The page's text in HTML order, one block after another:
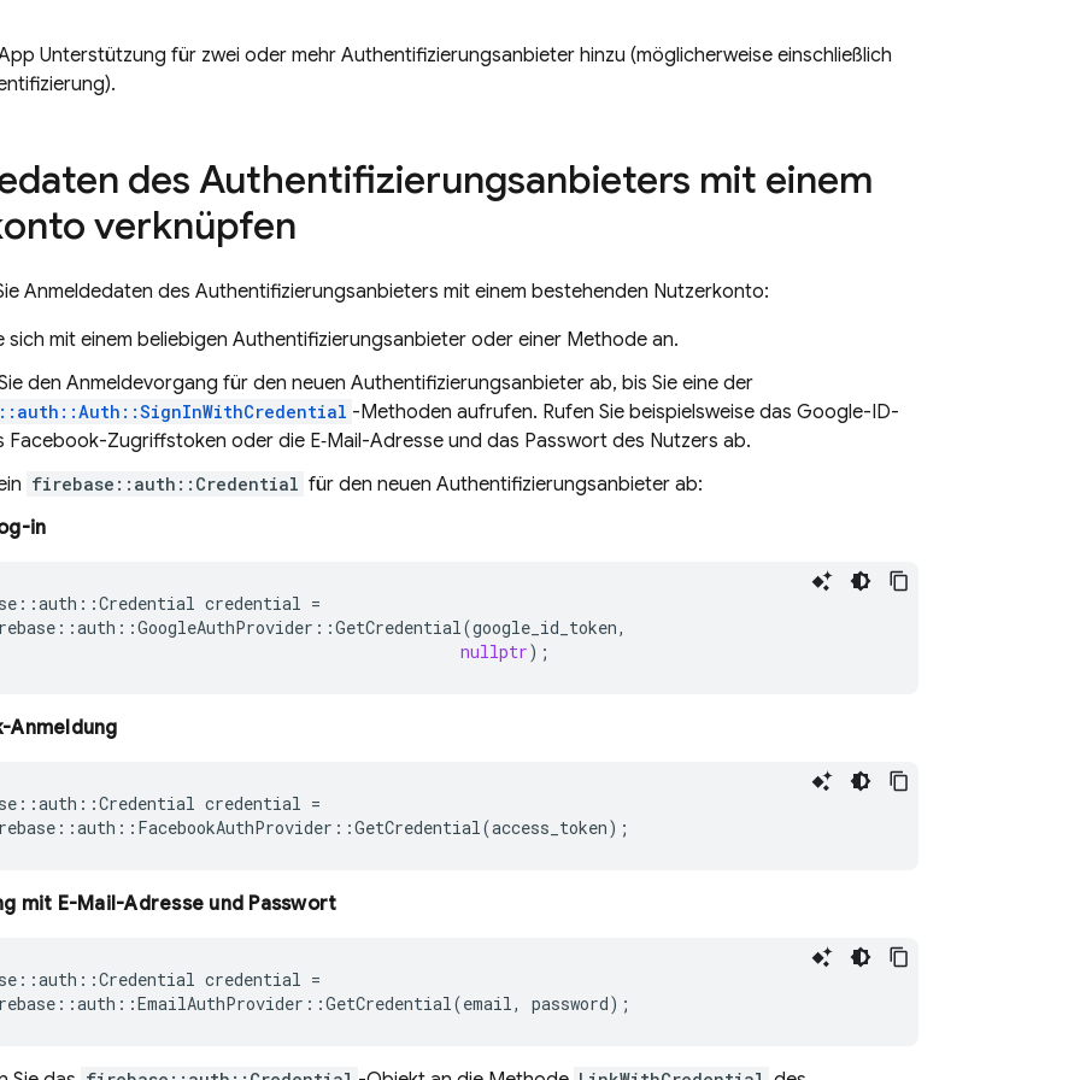
Unterstützung für zwei oder mehr Authentifizierungsanbieter hinzu (möglicherweise einschließlich
des Authentifizierungsanbieters mit einem
verknüpfen
Anmeldedaten des Authentifizierungsanbieters mit einem bestehenden Nutzerkonto:
sich mit einem beliebigen Authentifizierungsanbieter oder einer Methode an.
den Anmeldevorgang für den neuen Authentifizierungsanbieter ab, bis Sie eine der
-Methoden aufrufen. Rufen Sie beispielsweise das Google-ID-
Facebook-Zugriffstoken oder die E‑Mail-Adresse und das Passwort des Nutzers ab.
firebase::auth::Credential für den neuen Authentifizierungsanbieter ab:
in
::auth ::Credential credential =
::auth ::GoogleAuthProvider ::GetCredential(google_id_token,
nullptr);
Anmeldung
::auth ::Credential credential =
::auth :: FacebookAuthProvider ::GetCredential(access_token);
mit E-Mail-Adresse und Passwort
::auth ::Credential credential =
::auth ::EmailAuthProvider ::GetCredential(email, password);